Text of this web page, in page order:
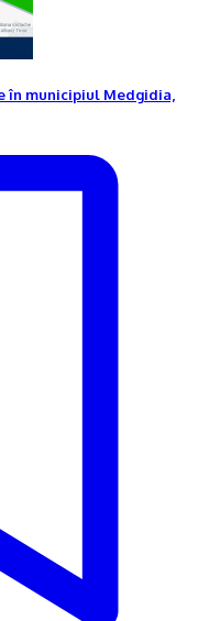
în municipiul Medgidia,